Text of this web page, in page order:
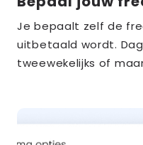
Je bepaalt zelf de
uitbetaald wordt.
tweewekelijks of